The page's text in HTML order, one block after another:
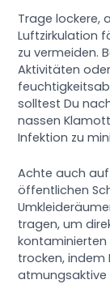
Trage lockere,
Luftzirkulation
zu vermeiden.
Aktivitäten
solltest Du
nassen
Infektion zu
Achte auch auf
öffentlichen
tragen, um
kontaminierten
trocken, indem
atmungsaktive